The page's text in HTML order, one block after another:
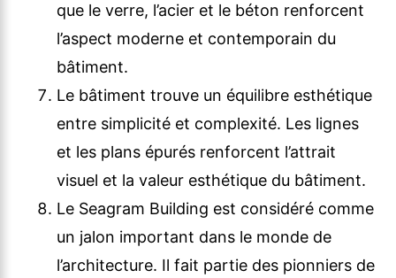
que le verre, l’acier et le béton renforcent
l’aspect moderne et contemporain du
bâtiment.
Le bâtiment trouve un équilibre esthétique
entre simplicité et complexité. Les lignes
et les plans épurés renforcent l’attrait
visuel et la valeur esthétique du bâtiment.
Le Seagram Building est considéré comme
un jalon important dans le monde de
l’architecture. Il fait partie des pionniers de